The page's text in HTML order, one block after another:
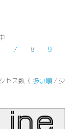
7 8
9
セス数（ 多い順 / 少